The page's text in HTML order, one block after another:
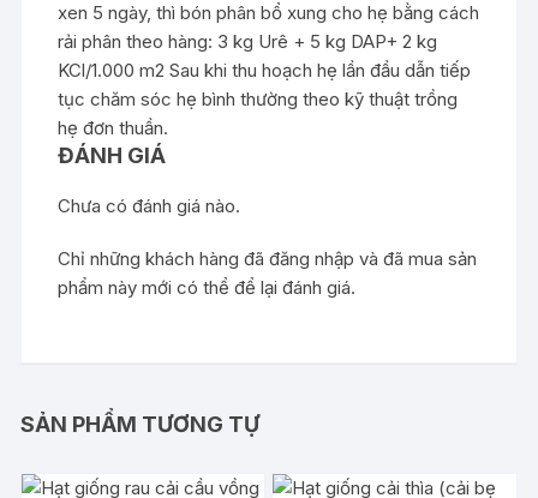
xen 5 ngày, thì bón phân bổ xung cho hẹ bằng cách
rải phân theo hàng: 3 kg Urê + 5 kg DAP+ 2 kg
KCl/1.000 m2 Sau khi thu hoạch hẹ lần đầu dẫn tiếp
tục chăm sóc hẹ bình thường theo kỹ thuật trồng
hẹ đơn thuần.
ĐÁNH GIÁ
Chưa có đánh giá nào.
Chỉ những khách hàng đã đăng nhập và đã mua sản
phẩm này mới có thể để lại đánh giá.
SẢN PHẨM TƯƠNG TỰ